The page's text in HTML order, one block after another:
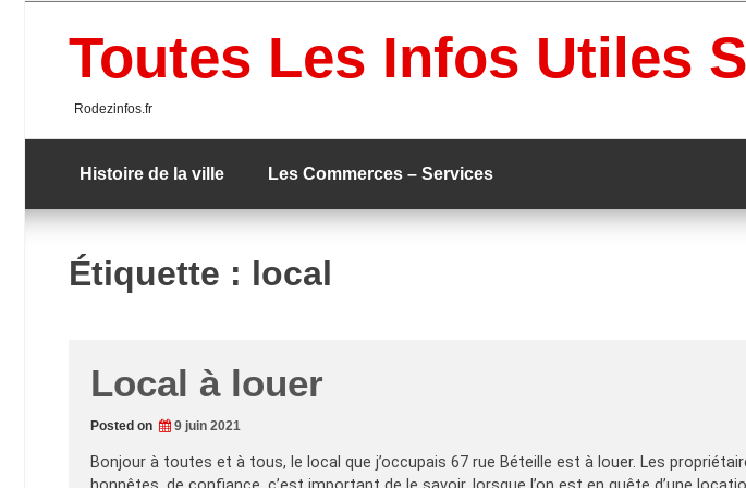
contentToutes Les Infos Utiles
Rodezinfos.fr
Histoire de la ville Les Commerces – Services
Étiquette : local
Local à louer
Posted on 9 juin 2021
Bonjour à toutes et à tous, le local que j’occupais 67 rue Béteille est à louer. Les